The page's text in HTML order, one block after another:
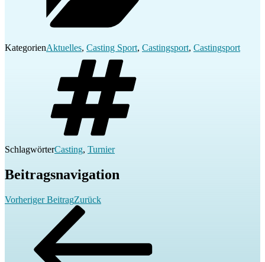
KategorienAktuelles, Casting Sport, Castingsport, Castingsport
SchlagwörterCasting, Turnier
Beitragsnavigation
Vorheriger BeitragZurück